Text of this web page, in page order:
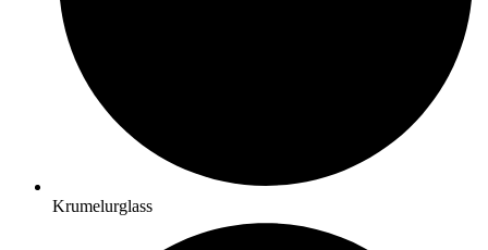
Krumelurglass